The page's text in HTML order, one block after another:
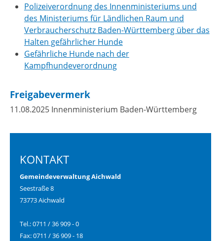
Polizeiverordnung des Innenministeriums und
des Ministeriums für Ländlichen Raum und
Verbraucherschutz Baden-Württemberg über das
Halten gefährlicher Hunde
Gefährliche Hunde nach der
Kampfhundeverordnung
Freigabevermerk
11.08.2025 Innenministerium Baden-Württemberg
KONTAKT
Gemeindeverwaltung Aichwald
Seestraße 8
73773 Aichwald
Tel.: 0711 / 36 909 - 0
Fax: 0711 / 36 909 - 18